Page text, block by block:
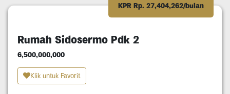
KPR Rp. 27,404,262/bulan
Rumah Sidosermo Pdk 2
6,500,000,000
Klik untuk Favorit